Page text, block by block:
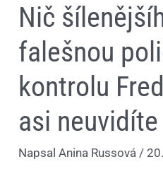
Nič
falešnou
kontrolu
asi neuvidíte
NapsalAnina Russová/